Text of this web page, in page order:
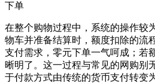
在整个购物过程中，系统的操作较
物车并准备结算时，额度扣除的流
支付需求，零元下单一气呵成；若
晰明了。这一过程与常见的网购别
于付款方式由传统的货币支付转变